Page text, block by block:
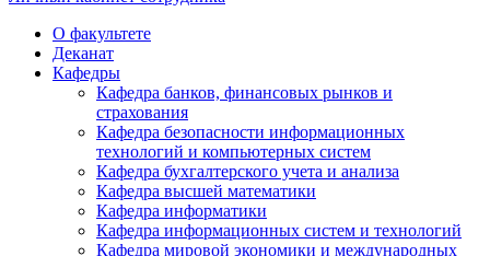
О факультете
Деканат
Кафедры
Кафедра банков, финансовых рынков и
страхования
Кафедра безопасности информационных
технологий и компьютерных систем
Кафедра бухгалтерского учета и анализа
Кафедра высшей математики
Кафедра информатики
Кафедра информационных систем и технологий
Кафедра мировой экономики и международных